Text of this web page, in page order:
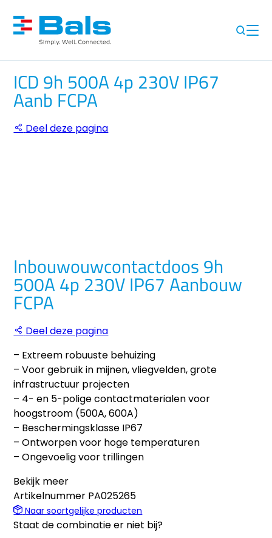
ICD 9h 500A 4p 230V IP67
Aanb FCPA
Deel deze pagina
Inbouwouwcontactdoos 9h
500A 4p 230V IP67 Aanbouw
FCPA
Deel deze pagina
– Extreem robuuste behuizing
– Voor gebruik in mijnen, vliegvelden, grote
infrastructuur projecten
– 4- en 5-polige contactmaterialen voor
hoogstroom (500A, 600A)
– Beschermingsklasse IP67
– Ontworpen voor hoge temperaturen
– Ongevoelig voor trillingen
Bekijk meer
Artikelnummer PA025265
Naar soortgelijke producten
Staat de combinatie er niet bij?